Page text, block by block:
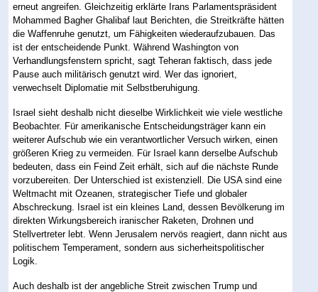
erneut angreifen. Gleichzeitig erklärte Irans Parlamentspräsident
Mohammed Bagher Ghalibaf laut Berichten, die Streitkräfte hätten
die Waffenruhe genutzt, um Fähigkeiten wiederaufzubauen. Das
ist der entscheidende Punkt. Während Washington von
Verhandlungsfenstern spricht, sagt Teheran faktisch, dass jede
Pause auch militärisch genutzt wird. Wer das ignoriert,
verwechselt Diplomatie mit Selbstberuhigung.
Israel sieht deshalb nicht dieselbe Wirklichkeit wie viele westliche
Beobachter. Für amerikanische Entscheidungsträger kann ein
weiterer Aufschub wie ein verantwortlicher Versuch wirken, einen
größeren Krieg zu vermeiden. Für Israel kann derselbe Aufschub
bedeuten, dass ein Feind Zeit erhält, sich auf die nächste Runde
vorzubereiten. Der Unterschied ist existenziell. Die USA sind eine
Weltmacht mit Ozeanen, strategischer Tiefe und globaler
Abschreckung. Israel ist ein kleines Land, dessen Bevölkerung im
direkten Wirkungsbereich iranischer Raketen, Drohnen und
Stellvertreter lebt. Wenn Jerusalem nervös reagiert, dann nicht aus
politischem Temperament, sondern aus sicherheitspolitischer
Logik.
Auch deshalb ist der angebliche Streit zwischen Trump und